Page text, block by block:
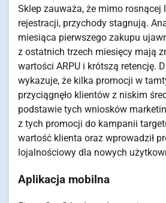
Sklep zauważa, że mimo rosnącej
rejestracji, przychody stagnują.
miesiąca pierwszego zakupu
z ostatnich trzech miesięcy mają
wartości ARPU i krótszą retencję.
wykazuje, że kilka promocji w
przyciągnęło klientów z niskim
podstawie tych wniosków
z tych promocji do kampanii
wartość klienta oraz wprowadził
lojalnościowy dla nowych
Aplikacja mobilna